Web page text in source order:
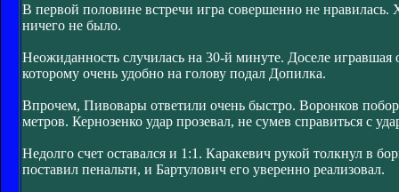
В первой половине встречи игра совершенно не нравилась.
ничего не было.
Неожиданность случилась на 30-й минуте. Доселе
которому очень удобно на голову подал Допилка.
Впрочем, Пивовары ответили очень быстро. Воронков
метров. Кернозенко удар прозевал, не сумев справиться с
Недолго счет оставался и 1:1. Каракевич рукой толкнул в
поставил пенальти, и Бартулович его уверенно реализовал.